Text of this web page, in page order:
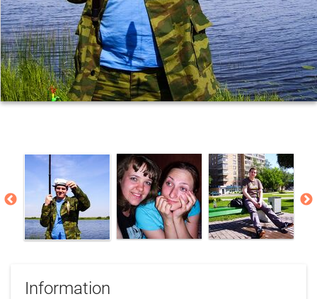
Information